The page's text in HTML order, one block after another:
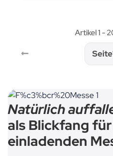
Artikel 1 -
Seite
Natürlich
als Blickfang
einladenden